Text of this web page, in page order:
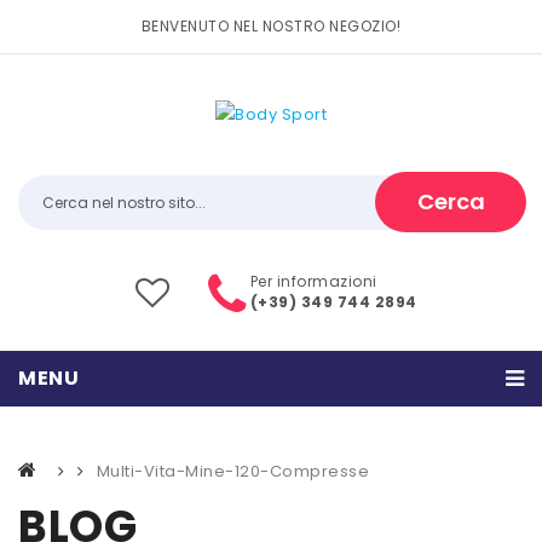
BENVENUTO NEL NOSTRO NEGOZIO!
Cerca
Per informazioni
(+39) 349 744 2894
MENU
PRODOTTI
CATEGORIE
Multi-Vita-Mine-120-Compresse
BLOG